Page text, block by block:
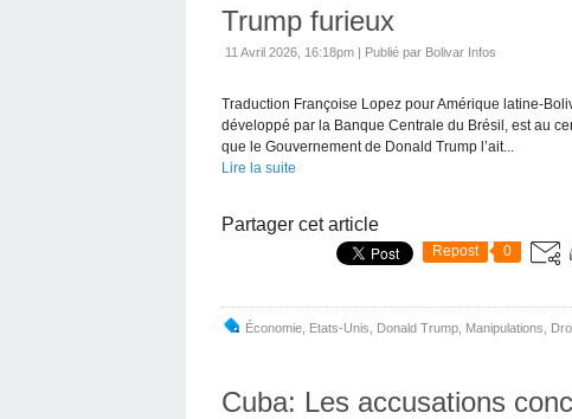
Trump furieux
11 Avril 2026, 16:18pm | Publié par Bolivar Infos
Traduction Françoise Lopez pour Amérique latine-
développé par la Banque Centrale du Brésil, est au
que le Gouvernement de Donald Trump l’ait...
Lire la suite
Partager cet article
Repost 0
Économie Etats-Unis Donald Trump Manipulations
Cuba: Les accusations